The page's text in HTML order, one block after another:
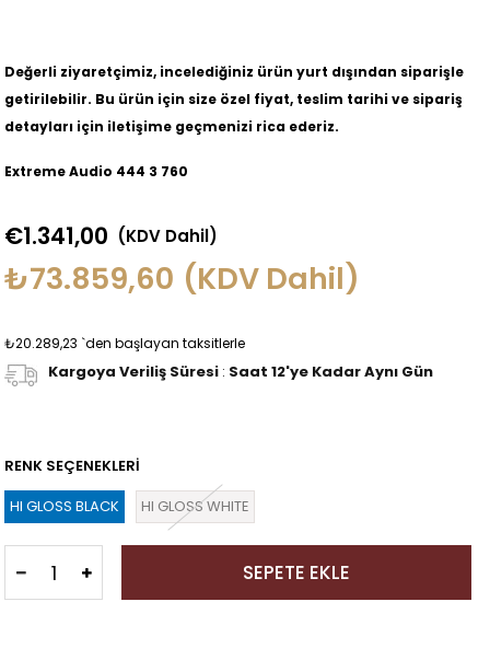
Değerli ziyaretçimiz, incelediğiniz ürün yurt dışından siparişle
getirilebilir. Bu ürün için size özel fiyat, teslim tarihi ve sipariş
detayları için iletişime geçmenizi rica ederiz.
Extreme Audio 444 3 760
€1.341,00 (KDV Dahil)
₺73.859,60 (KDV Dahil)
₺20.289,23 `den başlayan taksitlerle
Kargoya Veriliş Süresi : Saat 12'ye Kadar Aynı Gün
RENK SEÇENEKLERİ
HI GLOSS BLACK
HI GLOSS WHITE